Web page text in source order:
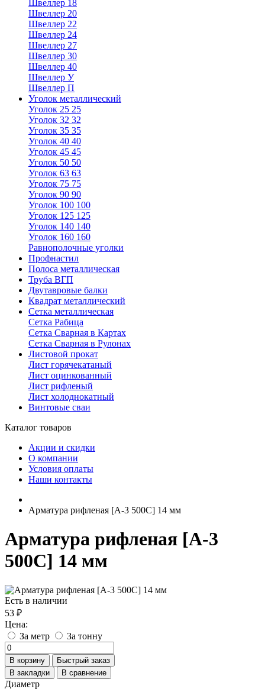
Швеллер 18
Швеллер 20
Швеллер 22
Швеллер 24
Швеллер 27
Швеллер 30
Швеллер 40
Швеллер У
Швеллер П
Уголок металлический
Уголок 25 25
Уголок 32 32
Уголок 35 35
Уголок 40 40
Уголок 45 45
Уголок 50 50
Уголок 63 63
Уголок 75 75
Уголок 90 90
Уголок 100 100
Уголок 125 125
Уголок 140 140
Уголок 160 160
Равнополочные уголки
Профнастил
Полоса металлическая
Труба ВГП
Двутавровые балки
Квадрат металлический
Сетка металлическая
Сетка Рабица
Сетка Сварная в Картах
Сетка Сварная в Рулонах
Листовой прокат
Лист горячекатаный
Лист оцинкованный
Лист рифленый
Лист холоднокатный
Винтовые сваи
Каталог товаров
Акции и скидки
О компании
Условия оплаты
Наши контакты
Арматура рифленая [А-3 500С] 14 мм
Арматура рифленая [А-3
500С] 14 мм
Есть в наличии
53 ₽
Цена:
За метр
За тонну
В корзину
Быстрый заказ
В закладки
В сравнение
Диаметр